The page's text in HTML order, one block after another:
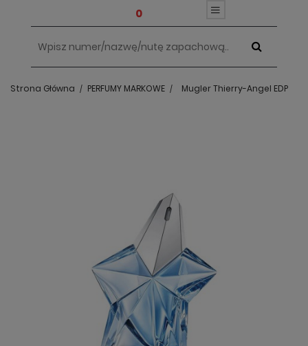
0
Strona Główna PERFUMY MARKOWE Mugler Thierry-Angel EDP